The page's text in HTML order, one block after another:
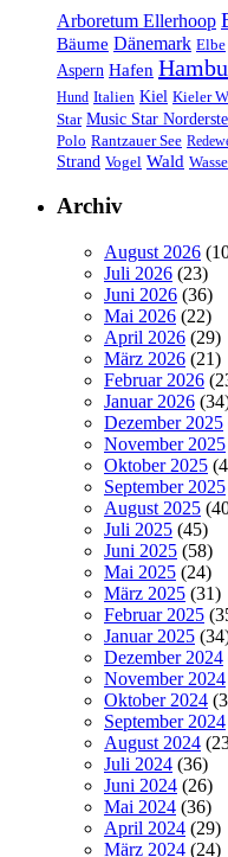
Arboretum Ellerhoop
Bäume Dänemark Elbe
Aspern Hafen
Hund Italien Kiel Kieler
Star Music Star
Polo Rantzauer See
Strand Vogel Wald
Archiv
August 2026
Juli 2026 (23)
Juni 2026 (36)
Mai 2026 (22)
April 2026 (29)
März 2026 (21)
Februar 2026
Januar 2026
Dezember 2025
November 2025
Oktober 2025
September 2025
August 2025
Juli 2025 (45)
Juni 2025 (58)
Mai 2025 (24)
März 2025 (31)
Februar 2025
Januar 2025
Dezember 2024
November 2024
Oktober 2024
September 2024
August 2024
Juli 2024 (36)
Juni 2024 (26)
Mai 2024 (36)
April 2024 (29)
März 2024 (24)